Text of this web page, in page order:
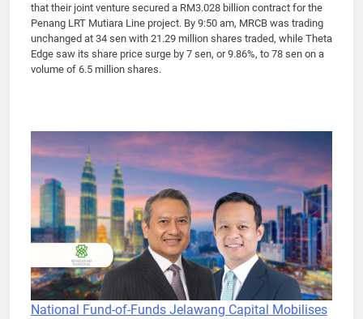
that their joint venture secured a RM3.028 billion contract for the
Penang LRT Mutiara Line project. By 9:50 am, MRCB was trading
unchanged at 34 sen with 21.29 million shares traded, while Theta
Edge saw its share price surge by 7 sen, or 9.86%, to 78 sen on a
volume of 6.5 million shares.
National Fund-of-Funds Jelawang Capital Mobilises